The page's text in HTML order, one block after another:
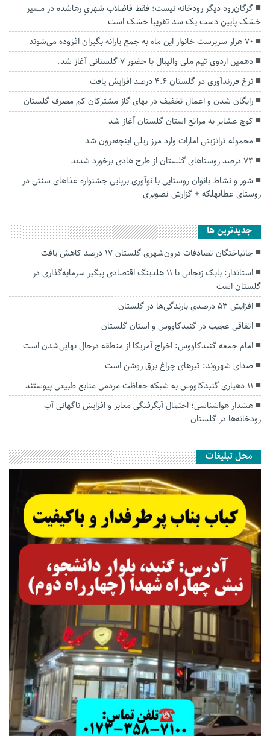
گرگان‌رود دیگر رودخانه نیست؛ فقط فاضلاب شهریِ رهاشده در مسیر
خشک پایین دست یک سد تقریبا خشک است
۷۰ هزار سرپرست خانوار این ماه به جمع یارانه بگیران افزوده می‌شوند
دهمین اردوی تیم ملی والیبال با حضور ۷ گلستانی آغاز شد.
نرخ فرزندآوری در گلستان ۴.۶ درصد افزایش یافت
رایگان شدن و اعمال تخفیف در بهای گاز مشترکان کم مصرف گلستان
کوچ عشایر به مراتع استان گلستان آغاز شد
محموله ترانزیتی امارات وارد مرز ریلی اینچه‌برون شد
۷۴ درصد روستاهای گلستان از طرح هادی برخورد شدند
شور و نشاط بانوان روستایی با نوآوری برپایی جشنواره غذاهای سنتی در
روستای عطابهلکه + گزارش تصویری
جديدترين ها
جانباختگان تصادفات درون‌شهری گلستان ۱۷ درصد کاهش یافت
استاندار: بابک زنجانی با ۱۱ هلدینگ اقتصادی پیگیر سرمایه‌گذاری در
گلستان است
افزایش ۵۳ درصدی بارندگی‌ها در گلستان
اتفاقی عجیب در‌ گنبدکاووس و استان گلستان
امام جمعه گنبدکاووس: اخراج آمریکا از منطقه درحال نهایی‌شدن است
صدای شهروند: تیرهای چراغ برق روشن است
۱۱ دهیاری گنبدکاووس به شبکه حفاظت مردمی منابع طبیعی پیوستند
هشدار هواشناسی؛ احتمال آبگرفتگی معابر و افزایش ناگهانی آب
رودخانه‌ها در گلستان
محل تبلیغات